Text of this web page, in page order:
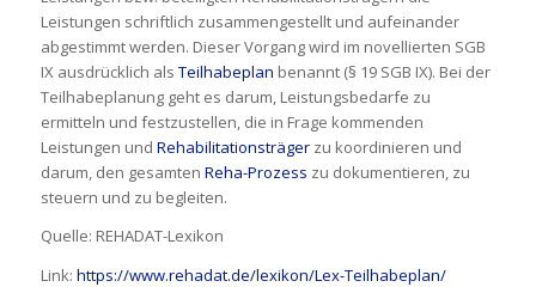
Leistungen schriftlich zusammengestellt und aufeinander
abgestimmt werden. Dieser Vorgang wird im novellierten SGB
IX ausdrücklich als Teilhabeplan benannt (§ 19 SGB IX). Bei der
Teilhabeplanung geht es darum, Leistungsbedarfe zu
ermitteln und festzustellen, die in Frage kommenden
Leistungen und Rehabilitationsträgerzu koordinieren und
darum, den gesamten Reha-Prozess zu dokumentieren, zu
steuern und zu begleiten.
Quelle: REHADAT-Lexikon
Link: https://www.rehadat.de/lexikon/Lex-Teilhabeplan/